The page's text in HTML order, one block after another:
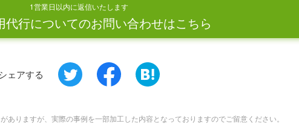
1営業日以内に返信いたします
代行についてのお問い合わせはこちら
ェアする
ありますが、実際の事例を一部加工した内容となっておりますのでご留意ください。